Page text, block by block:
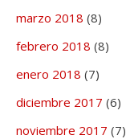
marzo 2018 (8)
febrero 2018 (8)
enero 2018 (7)
diciembre 2017 (6)
noviembre 2017 (7)